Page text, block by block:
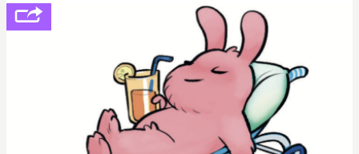
se consoler, le PDG David Baszucki peut compter
sur le déblocage du jeu en Russie et l'explosion des
joueurs majeurs (+32 %). L'avenir appartient donc
aux adultes, qui ne sont jamais que des enfants
avec du pouvoir d'achat.P.